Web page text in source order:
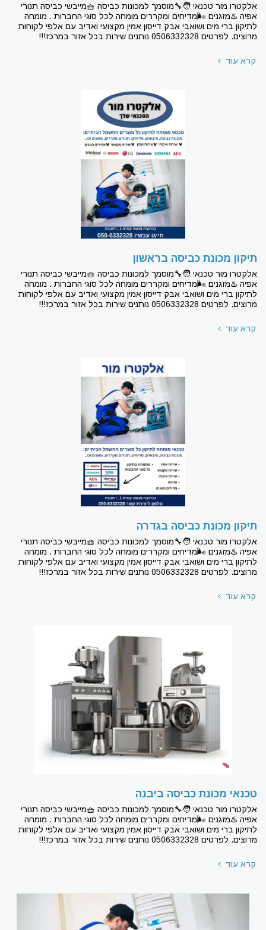
אלקטרו מור טכנאי 🧑‍🔧מוסמך למכונות כביסה 🧺מייבשי כביסה תנורי
אפיה ♨מזגנים 🌬מדיחים ומקררים מומחה לכל סוגי החברות . מומחה
לתיקון ברי מים ושואבי אבק דייסון אמין מקצועי ואדיב עם אלפי לקוחות
מרוצים. לפרטים 0506332328 נותנים שירות בכל אזור במרכז!!!
קרא עוד
תיקון מכונת כביסה בראשון
אלקטרו מור טכנאי 🧑‍🔧מוסמך למכונות כביסה 🧺מייבשי כביסה תנורי
אפיה ♨מזגנים 🌬מדיחים ומקררים מומחה לכל סוגי החברות . מומחה
לתיקון ברי מים ושואבי אבק דייסון אמין מקצועי ואדיב עם אלפי לקוחות
מרוצים. לפרטים 0506332328 נותנים שירות בכל אזור במרכז!!!
קרא עוד
תיקון מכונת כביסה בגדרה
אלקטרו מור טכנאי 🧑‍🔧מוסמך למכונות כביסה 🧺מייבשי כביסה תנורי
אפיה ♨מזגנים 🌬מדיחים ומקררים מומחה לכל סוגי החברות . מומחה
לתיקון ברי מים ושואבי אבק דייסון אמין מקצועי ואדיב עם אלפי לקוחות
מרוצים. לפרטים 0506332328 נותנים שירות בכל אזור במרכז!!!
קרא עוד
טכנאי מכונת כביסה ביבנה
אלקטרו מור טכנאי 🧑‍🔧מוסמך למכונות כביסה 🧺מייבשי כביסה תנורי
אפיה ♨מזגנים 🌬מדיחים ומקררים מומחה לכל סוגי החברות . מומחה
לתיקון ברי מים ושואבי אבק דייסון אמין מקצועי ואדיב עם אלפי לקוחות
מרוצים. לפרטים 0506332328 נותנים שירות בכל אזור במרכז!!!
קרא עוד